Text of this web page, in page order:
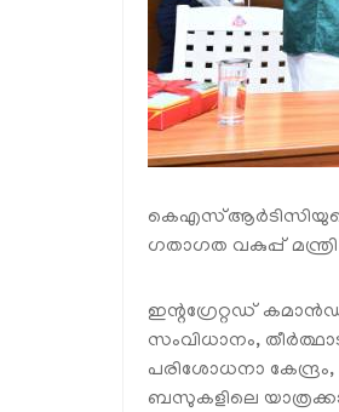
ഗതാഗത വകുപ്പ്
ഇന്റഗ്രേറ്റഡ്
സംവിധാനം,
പരിശോധനാ
ബസുകളിലെ